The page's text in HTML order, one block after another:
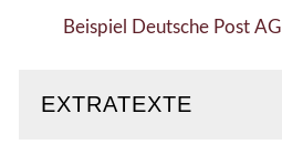
Beispiel Deutsche Post AG
EXTRATEXTE